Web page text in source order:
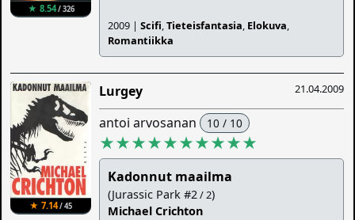
★ 8.54/ 326
2009 |Scifi,Tieteisfantasia, Elokuva,
Romantiikka
★ 7.14/ 45
21.04.2009
Lurgey
antoi arvosanan 10 / 10
★★★★★★★★★★
Kadonnut maailma
(Jurassic Park #2/ 2)
Michael Crichton